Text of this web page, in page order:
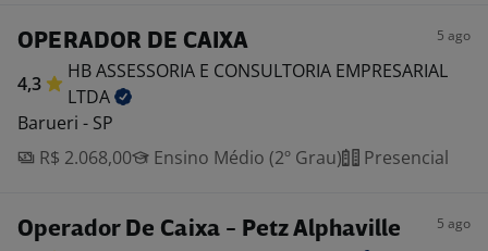
OPERADOR DE CAIXA 5 ago
4,3
HB ASSESSORIA E CONSULTORIA EMPRESARIAL
LTDA
Barueri - SP
R$ 2.068,00
Ensino Médio (2º Grau) Presencial
Operador De Caixa - Petz Alphaville 5 ago